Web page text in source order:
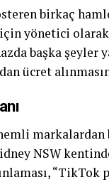
birkaç
yönetici olarak
başka şeyler
ücret
NSW
“TikTok